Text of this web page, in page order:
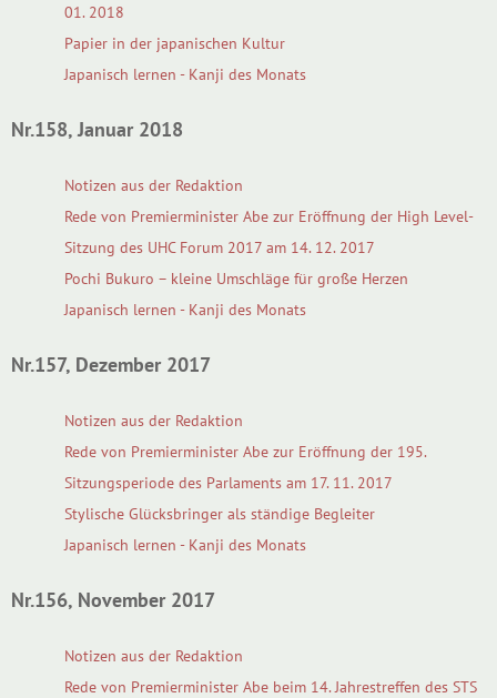
01. 2018
Papier in der japanischen Kultur
Japanisch lernen - Kanji des Monats
Nr.158, Januar 2018
Notizen aus der Redaktion
Rede von Premierminister Abe zur Eröffnung der High Level-
Sitzung des UHC Forum 2017 am 14. 12. 2017
Pochi Bukuro – kleine Umschläge für große Herzen
Japanisch lernen - Kanji des Monats
Nr.157, Dezember 2017
Notizen aus der Redaktion
Rede von Premierminister Abe zur Eröffnung der 195.
Sitzungsperiode des Parlaments am 17. 11. 2017
Stylische Glücksbringer als ständige Begleiter
Japanisch lernen - Kanji des Monats
Nr.156, November 2017
Notizen aus der Redaktion
Rede von Premierminister Abe beim 14. Jahrestreffen des STS